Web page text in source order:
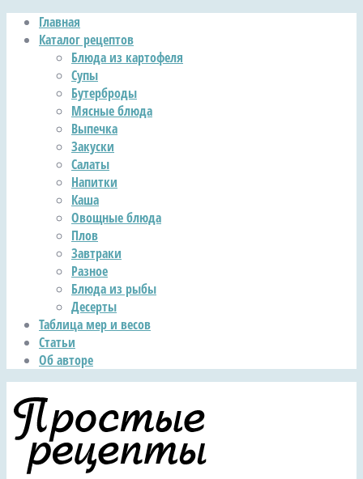
Главная
Каталог рецептов
Блюда из картофеля
Супы
Бутерброды
Мясные блюда
Выпечка
Закуски
Салаты
Напитки
Каша
Овощные блюда
Плов
Завтраки
Разное
Блюда из рыбы
Десерты
Таблица мер и весов
Статьи
Об авторе